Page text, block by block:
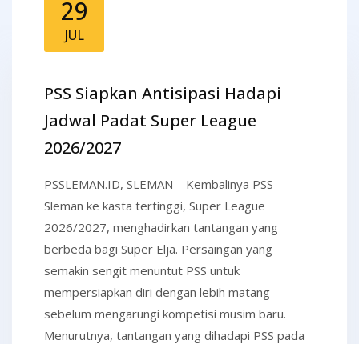
29
JUL
PSS Siapkan Antisipasi Hadapi
Jadwal Padat Super League
2026/2027
PSSLEMAN.ID, SLEMAN – Kembalinya PSS
Sleman ke kasta tertinggi, Super League
2026/2027, menghadirkan tantangan yang
berbeda bagi Super Elja. Persaingan yang
semakin sengit menuntut PSS untuk
mempersiapkan diri dengan lebih matang
sebelum mengarungi kompetisi musim baru.
Menurutnya, tantangan yang dihadapi PSS pada